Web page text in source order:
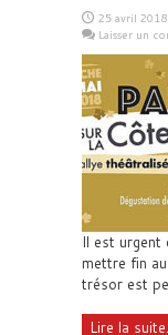
25 avril 2018
Laisser un
Il est urgent
mettre fin
trésor est
Lire la